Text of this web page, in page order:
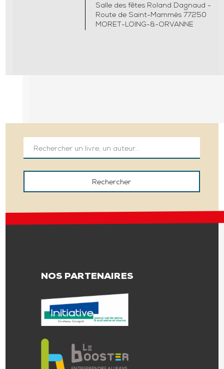
Salle des fêtes Roland Dagnaud -
Route de Saint-Mammès 77250
MORET-LOING-&-ORVANNE
NOS PARTENAIRES